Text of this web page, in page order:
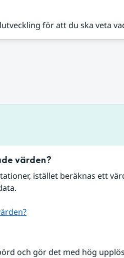
för att du ska veta
värden?
istället beräknas ett
och gör det med hög